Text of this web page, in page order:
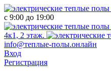
с 9:00 до 19:00
4к1, 2 этаж.
info@теплые-полы.онлайн
Вход
Регистрация